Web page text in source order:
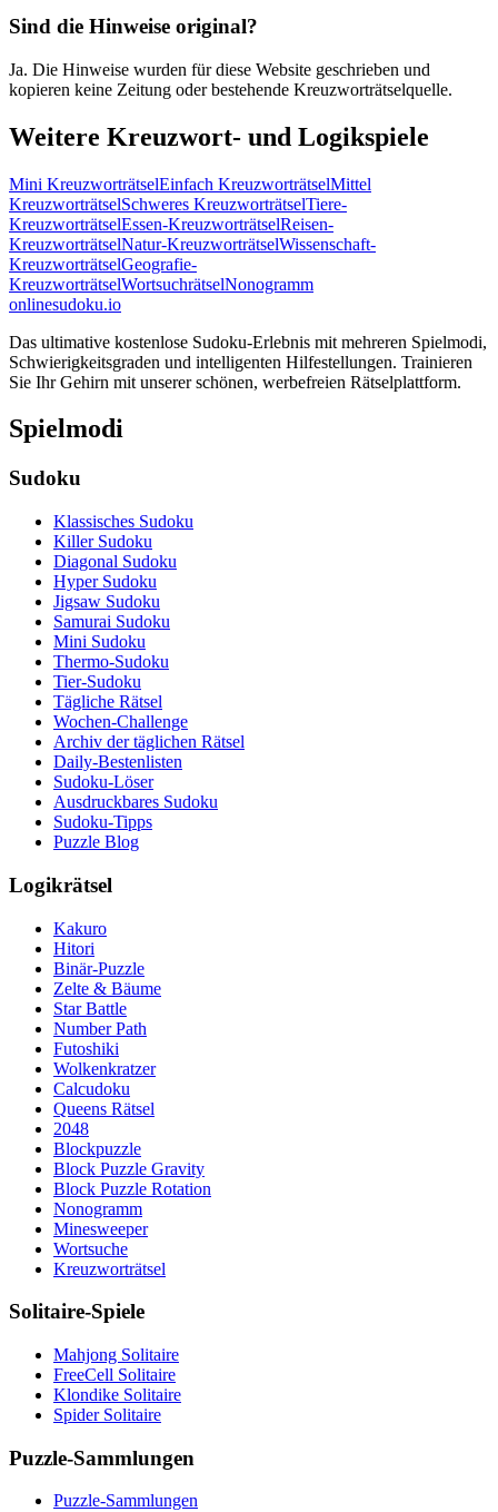
Sind die Hinweise original?
Ja. Die Hinweise wurden für diese Website geschrieben und
kopieren keine Zeitung oder bestehende Kreuzworträtselquelle.
Weitere Kreuzwort- und Logikspiele
Mini KreuzworträtselEinfach KreuzworträtselMittel
KreuzworträtselSchweres KreuzworträtselTiere-
KreuzworträtselEssen-KreuzworträtselReisen-
KreuzworträtselNatur-KreuzworträtselWissenschaft-
KreuzworträtselGeografie-
KreuzworträtselWortsuchrätselNonogramm
onlinesudoku.io
Das ultimative kostenlose Sudoku-Erlebnis mit mehreren Spielmodi,
Schwierigkeitsgraden und intelligenten Hilfestellungen. Trainieren
Sie Ihr Gehirn mit unserer schönen, werbefreien Rätselplattform.
Spielmodi
Sudoku
Klassisches Sudoku
Killer Sudoku
Diagonal Sudoku
Hyper Sudoku
Jigsaw Sudoku
Samurai Sudoku
Mini Sudoku
Thermo-Sudoku
Tier-Sudoku
Tägliche Rätsel
Wochen-Challenge
Archiv der täglichen Rätsel
Daily-Bestenlisten
Sudoku-Löser
Ausdruckbares Sudoku
Sudoku-Tipps
Puzzle Blog
Logikrätsel
Kakuro
Hitori
Binär-Puzzle
Zelte & Bäume
Star Battle
Number Path
Futoshiki
Wolkenkratzer
Calcudoku
Queens Rätsel
2048
Blockpuzzle
Block Puzzle Gravity
Block Puzzle Rotation
Nonogramm
Minesweeper
Wortsuche
Kreuzworträtsel
Solitaire-Spiele
Mahjong Solitaire
FreeCell Solitaire
Klondike Solitaire
Spider Solitaire
Puzzle-Sammlungen
Puzzle-Sammlungen